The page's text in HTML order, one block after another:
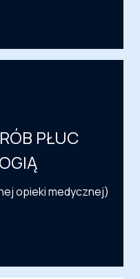
PŁUC
opieki medycznej)